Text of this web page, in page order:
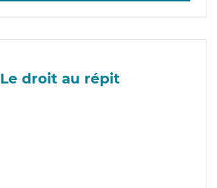
Le droit au répit